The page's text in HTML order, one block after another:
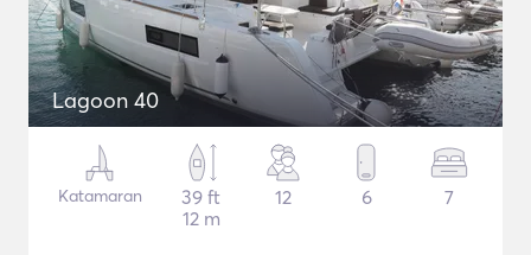
Lagoon 40
Katamaran
39 ft
12 m
12 6 7